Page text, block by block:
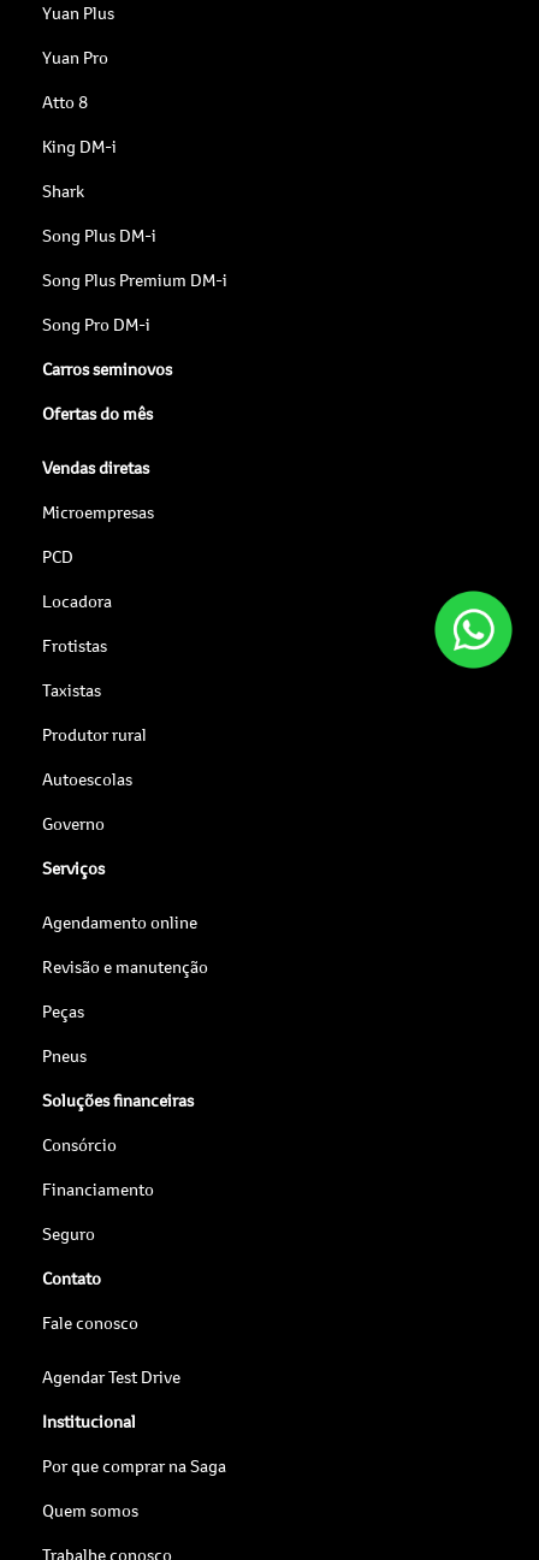
Yuan Plus
Yuan Pro
Atto 8
King DM-i
Shark
Song Plus DM-i
Song Plus Premium DM-i
Song Pro DM-i
Carros seminovos
Ofertas do mês
Vendas diretas
Microempresas
PCD
Locadora
Frotistas
Taxistas
Produtor rural
Autoescolas
Governo
Serviços
Agendamento online
Revisão e manutenção
Peças
Pneus
Soluções financeiras
Consórcio
Financiamento
Seguro
Contato
Fale conosco
Agendar Test Drive
Institucional
Por que comprar na Saga
Quem somos
Trabalhe conosco